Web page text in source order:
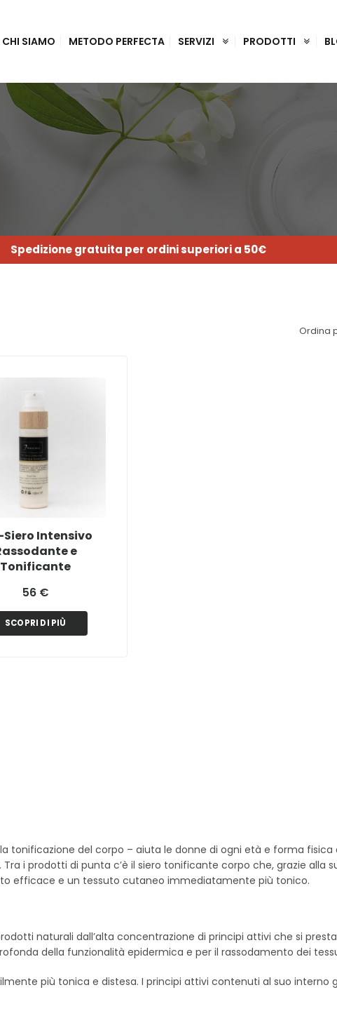
CHI SIAMO METODO PERFECTA SERVIZI PRODOTTI
Spedizione gratuita per ordini superiori a 50€
Ordina
Siero Intensivo
e
Tonificante
56 €
SCOPRI DI PIÙ
tonificazione del corpo – aiuta le donne di ogni età e forma
i prodotti di punta c’è il siero tonificante corpo che, grazie alla
efficace e un tessuto cutaneo immediatamente più tonico.
naturali dall’alta concentrazione di principi attivi che si
della funzionalità epidermica e per il rassodamento dei
più tonica e distesa. I principi attivi contenuti al suo interno